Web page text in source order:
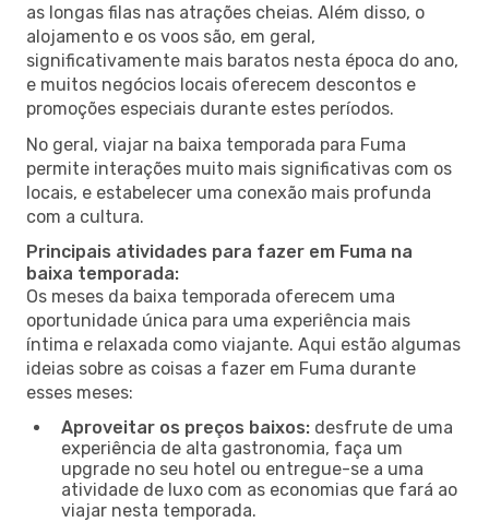
as longas filas nas atrações cheias. Além disso, o
alojamento e os voos são, em geral,
significativamente mais baratos nesta época do ano,
e muitos negócios locais oferecem descontos e
promoções especiais durante estes períodos.
No geral, viajar na baixa temporada para Fuma
permite interações muito mais significativas com os
locais, e estabelecer uma conexão mais profunda
com a cultura.
Principais atividades para fazer em Fuma na
baixa temporada:
Os meses da baixa temporada oferecem uma
oportunidade única para uma experiência mais
íntima e relaxada como viajante. Aqui estão algumas
ideias sobre as coisas a fazer em Fuma durante
esses meses:
Aproveitar os preços baixos: desfrute de uma
experiência de alta gastronomia, faça um
upgrade no seu hotel ou entregue-se a uma
atividade de luxo com as economias que fará ao
viajar nesta temporada.